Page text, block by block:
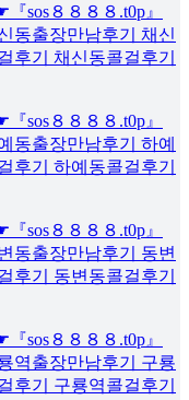
sos８８８８.t0p』
동출장만남후기 채신
후기 채신동콜걸후기
sos８８８８.t0p』
동출장만남후기 하예
후기 하예동콜걸후기
sos８８８８.t0p』
동출장만남후기 동변
후기 동변동콜걸후기
sos８８８８.t0p』
역출장만남후기 구룡
후기 구룡역콜걸후기